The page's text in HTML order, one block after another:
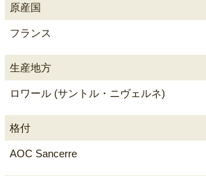
原産国
フランス
生産地方
ロワール (サントル・ニヴェルネ)
格付
AOC Sancerre